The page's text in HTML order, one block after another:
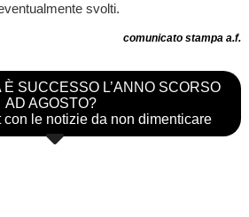
svolti.
comunicato stampa a.f.
SUCCESSO L’ANNO SCORSO
AD AGOSTO?
le notizie da non dimenticare